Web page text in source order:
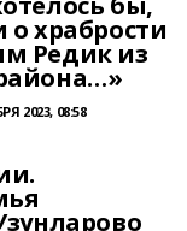
о храбрости
Редик из
2023, 08:58